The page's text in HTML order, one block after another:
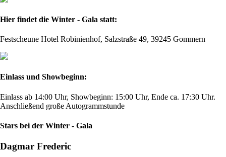
Hier findet die Winter - Gala statt:
Festscheune Hotel Robinienhof, Salzstraße 49, 39245 Gommern
Einlass und Showbeginn:
Einlass ab 14:00 Uhr, Showbeginn: 15:00 Uhr, Ende ca. 17:30 Uhr.
Anschließend große Autogrammstunde
Stars bei der Winter - Gala
Dagmar Frederic